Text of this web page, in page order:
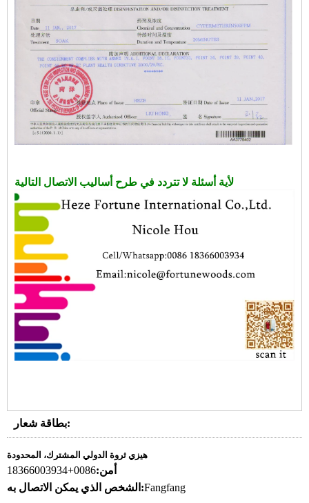
بطاقة شعار:
هيزي ثروة الدولي المشترك، المحدودة
أمن:0086+18366003934
الشخص الذي يمكن الاتصال به:Fangfang